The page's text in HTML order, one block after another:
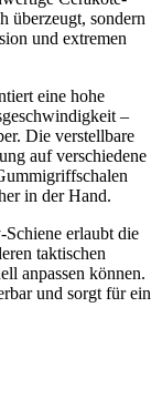
überzeugt, sondern
und extremen
eine hohe
–
Die verstellbare
auf verschiedene
in der Hand.
erlaubt die
taktischen
anpassen können.
und sorgt für ein